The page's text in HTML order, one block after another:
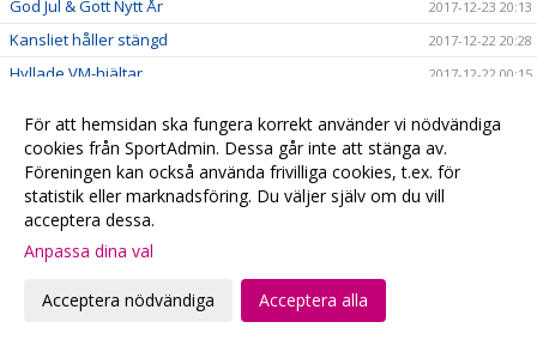
God Jul & Gott Nytt År 2017-12-23 20:13
Kansliet håller stängd 2017-12-22 20:28
Hyllade VM-hjältar 2017-12-22 00:15
Damerna vidare i SkM 2017-12-21 10:10
Målvaktsträning 2017-12-21 09:52
Julklappstips 1 – Teamson Webbutik 2017-12-20 17:23
0 poäng...
Ta med kastarmen på lördag!
För att hemsidan ska fungera korrekt använder vi nödvändiga
cookies från SportAdmin. Dessa går inte att stänga av.
Föreningen kan också använda frivilliga cookies, t.ex. för
statistik eller marknadsföring. Du väljer själv om du vill
acceptera dessa.
Anpassa dina val
Acceptera nödvändiga Acceptera alla